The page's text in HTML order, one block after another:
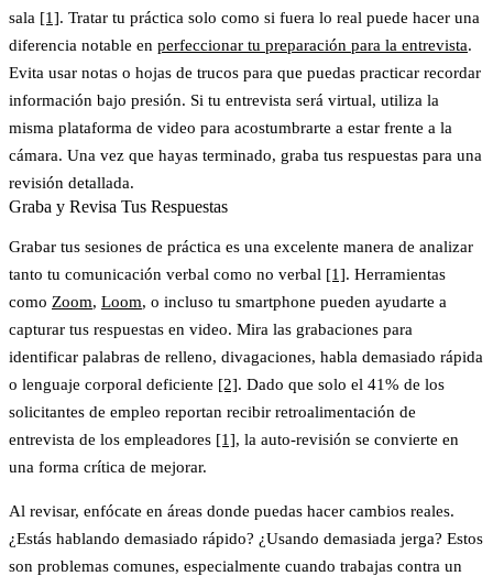
sala [1]. Tratar tu práctica solo como si fuera lo real puede hacer una
diferencia notable en perfeccionar tu preparación para la entrevista.
Evita usar notas o hojas de trucos para que puedas practicar recordar
información bajo presión. Si tu entrevista será virtual, utiliza la
misma plataforma de video para acostumbrarte a estar frente a la
cámara. Una vez que hayas terminado, graba tus respuestas para una
revisión detallada.
Graba y Revisa Tus Respuestas
Grabar tus sesiones de práctica es una excelente manera de analizar
tanto tu comunicación verbal como no verbal [1]. Herramientas
como Zoom, Loom, o incluso tu smartphone pueden ayudarte a
capturar tus respuestas en video. Mira las grabaciones para
identificar palabras de relleno, divagaciones, habla demasiado rápida
o lenguaje corporal deficiente [2]. Dado que solo el 41% de los
solicitantes de empleo reportan recibir retroalimentación de
entrevista de los empleadores [1], la auto-revisión se convierte en
una forma crítica de mejorar.
Al revisar, enfócate en áreas donde puedas hacer cambios reales.
¿Estás hablando demasiado rápido? ¿Usando demasiada jerga? Estos
son problemas comunes, especialmente cuando trabajas contra un